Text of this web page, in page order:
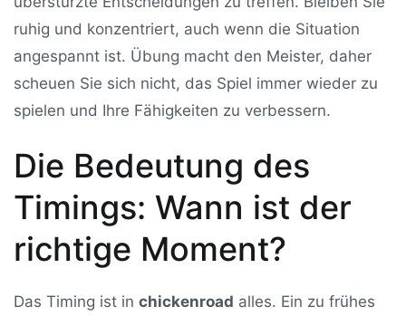
ruhig und konzentriert, auch wenn die Situation
angespannt ist. Übung macht den Meister, daher
scheuen Sie sich nicht, das Spiel immer wieder zu
spielen und Ihre Fähigkeiten zu verbessern.
Die Bedeutung des
Timings: Wann ist der
richtige Moment?
Das Timing ist in chickenroad alles. Ein zu frühes